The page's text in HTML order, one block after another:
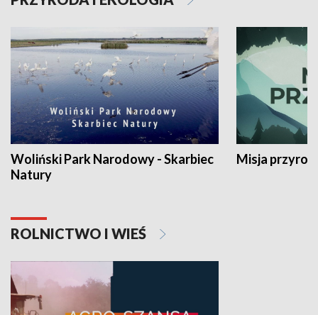
Woliński Park Narodowy - Skarbiec
Natury
Misja
ROLNICTWO I WIEŚ